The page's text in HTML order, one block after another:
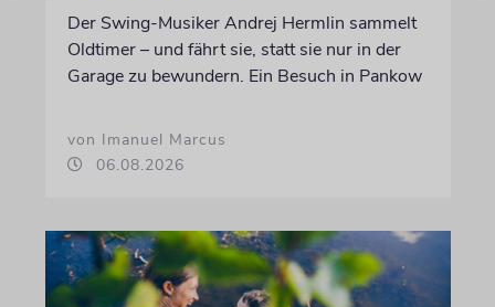
Der Swing-Musiker Andrej Hermlin sammelt
Oldtimer – und fährt sie, statt sie nur in der
Garage zu bewundern. Ein Besuch in Pankow
von Imanuel Marcus
06.08.2026